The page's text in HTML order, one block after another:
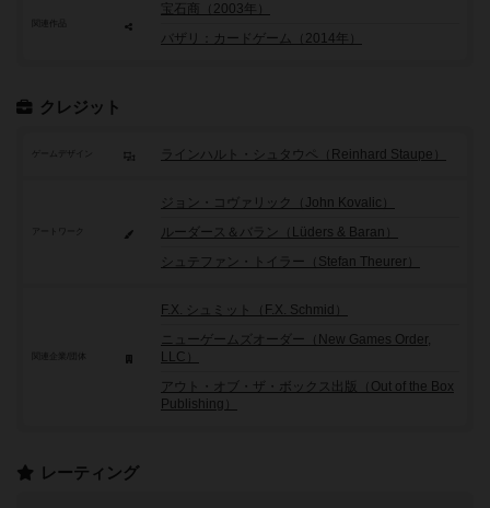
関連作品
宝石商（2003年）
バザリ：カードゲーム（2014年）
クレジット
ゲームデザイン ラインハルト・シュタウペ（Reinhard Staupe）
アートワーク
ジョン・コヴァリック（John Kovalic）
ルーダース＆バラン（Lüders & Baran）
シュテファン・トイラー（Stefan Theurer）
F.X. シュミット（F.X. Schmid）
ニューゲームズオーダー（New Games Order,
LLC）
アウト・オブ・ザ・ボックス出版（Out of the Box
Publishing）
レーティング